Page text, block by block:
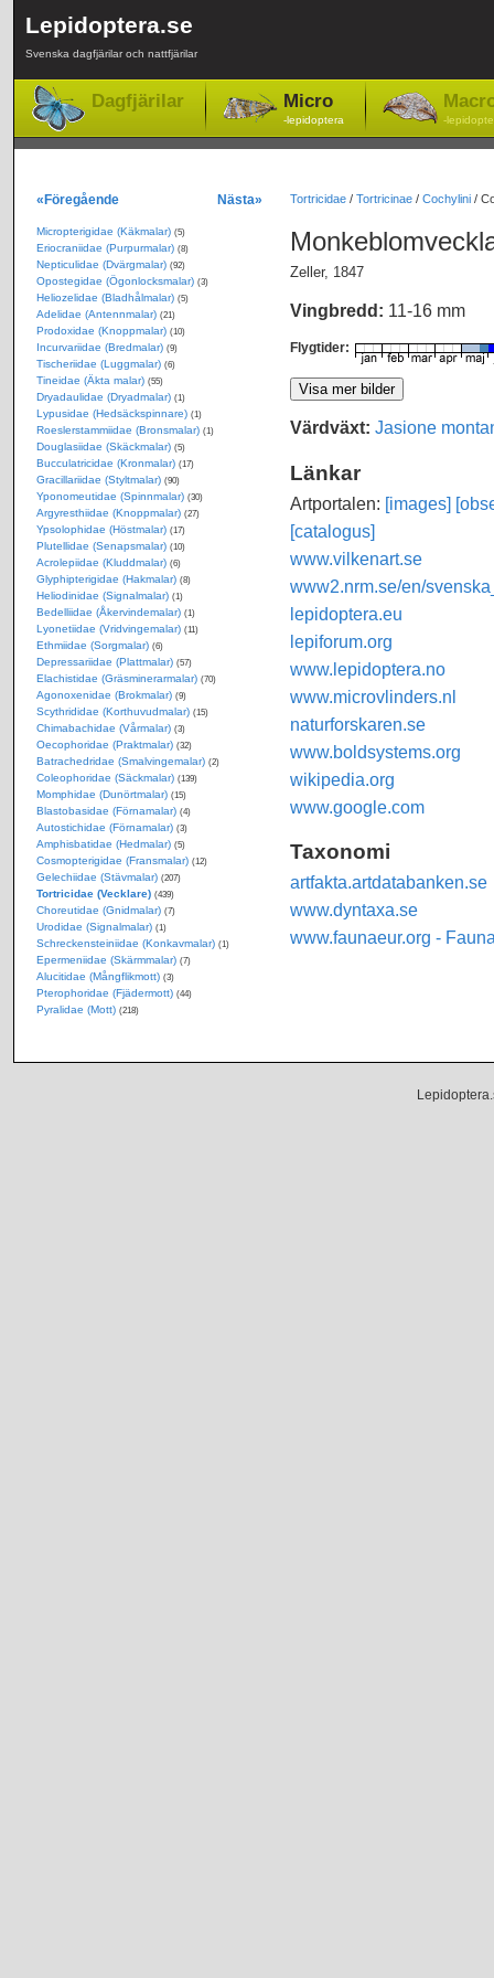
Lepidoptera.se
Svenska dagfjärilar och nattfjärilar
Dagfjärilar Micro
-lepidoptera -
Tortricidae/ Tortricinae/ Cochylini/
Zeller, 1847
Vingbredd: 11-16 mm
Flygtider:
Värdväxt: Jasione
Länkar
Artportalen: [images]
[catalogus]
www.vilkenart.se
www2.nrm.se/en/
lepidoptera.eu
lepiforum.org
www.lepidoptera.no
www.microvlinders.nl
naturforskaren.se
www.boldsystems.org
wikipedia.org
www.google.com
Taxonomi
artfakta.artdatabanken.se
www.dyntaxa.se
www.faunaeur.org -
«Föregående Nästa»
Micropterigidae (Käkmalar) (5)
Eriocraniidae (Purpurmalar) (8)
Nepticulidae (Dvärgmalar) (92)
Opostegidae (Ögonlocksmalar) (3)
Heliozelidae (Bladhålmalar) (5)
Adelidae (Antennmalar) (21)
Prodoxidae (Knoppmalar) (10)
Incurvariidae (Bredmalar) (9)
Tischeriidae (Luggmalar) (6)
Tineidae (Äkta malar) (55)
Dryadaulidae (Dryadmalar) (1)
Lypusidae (Hedsäckspinnare) (1)
Roeslerstammiidae (Bronsmalar) (1)
Douglasiidae (Skäckmalar) (5)
Bucculatricidae (Kronmalar) (17)
Gracillariidae (Styltmalar) (90)
Yponomeutidae (Spinnmalar) (30)
Argyresthiidae (Knoppmalar) (27)
Ypsolophidae (Höstmalar) (17)
Plutellidae (Senapsmalar) (10)
Acrolepiidae (Kluddmalar) (6)
Glyphipterigidae (Hakmalar) (8)
Heliodinidae (Signalmalar) (1)
Bedelliidae (Åkervindemalar) (1)
Lyonetiidae (Vridvingemalar) (11)
Ethmiidae (Sorgmalar) (6)
Depressariidae (Plattmalar) (57)
Elachistidae (Gräsminerarmalar) (70)
Agonoxenidae (Brokmalar) (9)
Scythrididae (Korthuvudmalar) (15)
Chimabachidae (Vårmalar) (3)
Oecophoridae (Praktmalar) (32)
Batrachedridae (Smalvingemalar) (2)
Coleophoridae (Säckmalar) (139)
Momphidae (Dunörtmalar) (15)
Blastobasidae (Förnamalar) (4)
Autostichidae (Förnamalar) (3)
Amphisbatidae (Hedmalar) (5)
Cosmopterigidae (Fransmalar) (12)
Gelechiidae (Stävmalar) (207)
Tortricidae (Vecklare) (439)
Choreutidae (Gnidmalar) (7)
Urodidae (Signalmalar) (1)
Schreckensteiniidae (Konkavmalar) (1)
Epermeniidae (Skärmmalar) (7)
Alucitidae (Mångflikmott) (3)
Pterophoridae (Fjädermott) (44)
Pyralidae (Mott) (218)